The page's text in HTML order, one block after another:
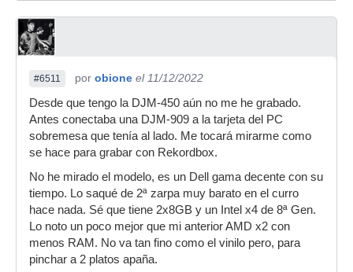
#6511 por obione el 11/12/2022
Desde que tengo la DJM-450 aún no me he grabado.
Antes conectaba una DJM-909 a la tarjeta del PC
sobremesa que tenía al lado. Me tocará mirarme como
se hace para grabar con Rekordbox.
No he mirado el modelo, es un Dell gama decente con su
tiempo. Lo saqué de 2ª zarpa muy barato en el curro
hace nada. Sé que tiene 2x8GB y un Intel x4 de 8ª Gen.
Lo noto un poco mejor que mi anterior AMD x2 con
menos RAM. No va tan fino como el vinilo pero, para
pinchar a 2 platos apaña.